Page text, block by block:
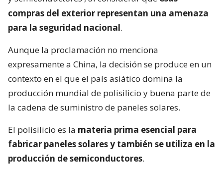
compras del exterior representan una amenaza
para la seguridad nacional.
Aunque la proclamación no menciona
expresamente a China, la decisión se produce en un
contexto en el que el país asiático domina la
producción mundial de polisilicio y buena parte de
la cadena de suministro de paneles solares.
El polisilicio es la materia prima esencial para
fabricar paneles solares y también se utiliza en la
producción de semiconductores.